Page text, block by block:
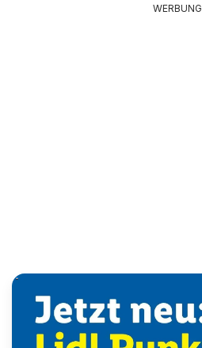
WERBUNG